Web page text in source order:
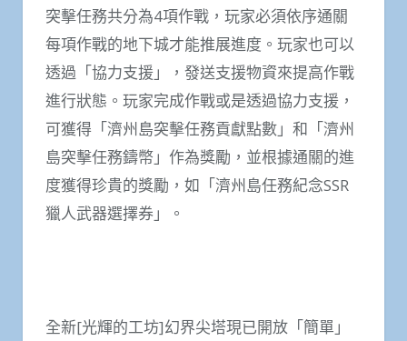
突擊任務共分為4項作戰，玩家必須依序通關
每項作戰的地下城才能推展進度。玩家也可以
透過「協力支援」，發送支援物資來提高作戰
進行狀態。玩家完成作戰或是透過協力支援，
可獲得「濟州島突擊任務貢獻點數」和「濟州
島突擊任務鑄幣」作為獎勵，並根據通關的進
度獲得珍貴的獎勵，如「濟州島任務紀念SSR
獵人武器選擇券」。
全新[光輝的工坊]幻界尖塔現已開放「簡單」